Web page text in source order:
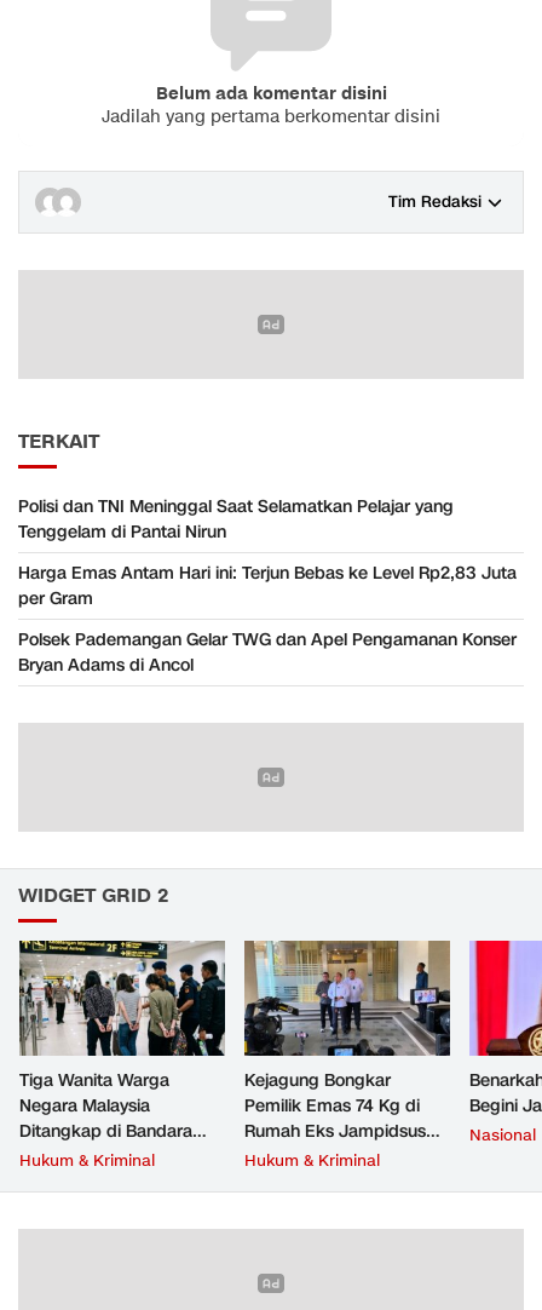
Belum ada komentar disini
Jadilah yang pertama berkomentar disini
Tim Redaksi
TERKAIT
Polisi dan TNI Meninggal Saat Selamatkan Pelajar yang
Tenggelam di Pantai Nirun
Harga Emas Antam Hari ini: Terjun Bebas ke Level Rp2,83 Juta
per Gram
Polsek Pademangan Gelar TWG dan Apel Pengamanan Konser
Bryan Adams di Ancol
WIDGET GRID 2
Tiga Wanita Warga
Negara Malaysia
Ditangkap di Bandara
Soetta, Bawa Beragam
Hukum & Kriminal
Kejagung Bongkar
Pemilik Emas 74 Kg di
Rumah Eks Jampidsus
Febrie Adriansyah
Hukum & Kriminal
Begini
Nasional